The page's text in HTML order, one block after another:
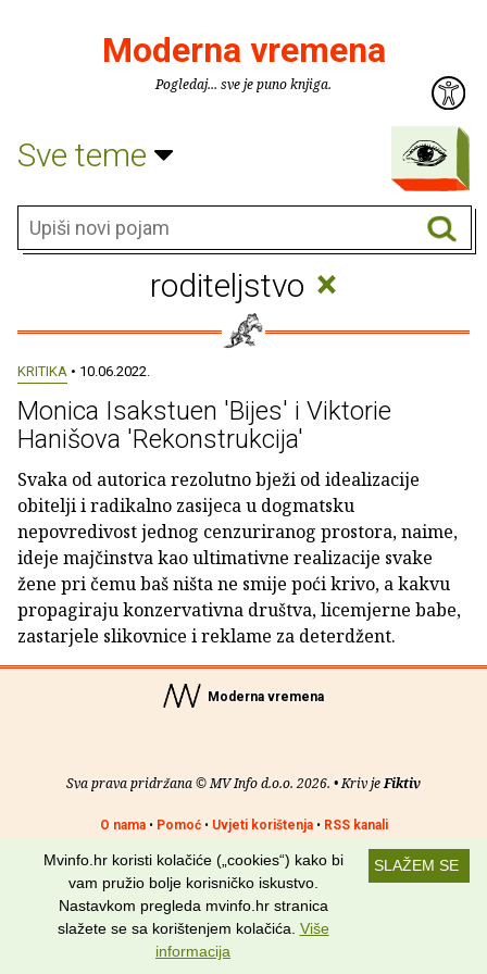
Moderna vremena
Pogledaj... sve je puno knjiga.
Sve teme
roditeljstvo ×
KRITIKA • 10.06.2022.
Monica Isakstuen 'Bijes' i Viktorie
Hanišova 'Rekonstrukcija'
Svaka od autorica rezolutno bježi od idealizacije
obitelji i radikalno zasijeca u dogmatsku
nepovredivost jednog cenzuriranog prostora, naime,
ideje majčinstva kao ultimativne realizacije svake
žene pri čemu baš ništa ne smije poći krivo, a kakvu
propagiraju konzervativna društva, licemjerne babe,
zastarjele slikovnice i reklame za deterdžent.
Moderna vremena
Sva prava pridržana © MV Info d.o.o. 2026. • Kriv jeFiktiv
O nama• Pomoć• Uvjeti korištenja• RSS kanali
Potraži nas na: SLAŽEM SE
Mvinfo.hr koristi kolačiće („cookies“) kako bi
vam pružio bolje korisničko iskustvo.
Nastavkom pregleda mvinfo.hr stranica
slažete se sa korištenjem kolačića. Više
informacija